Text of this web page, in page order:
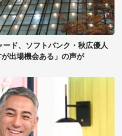
ド、ソフトバンク・秋広優人
出場機会ある」の声が